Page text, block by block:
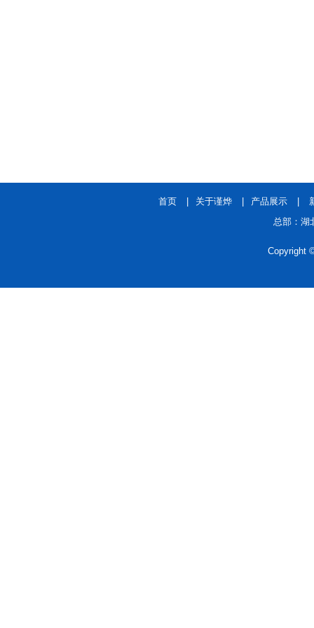
首页 关于谨烨 产品展示
总部：
Copyright